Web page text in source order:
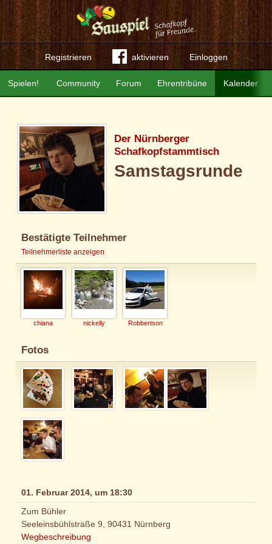
Registrieren aktivieren Einloggen
Community Forum Ehrentribüne Kalender
Spielen!
Der Nürnberger
Schafkopfstammtisch
Samstagsrunde
Bestätigte Teilnehmer
Teilnehmerliste anzeigen
chiana nickelly Robbertson
Fotos
01. Februar 2014, um 18:30
Zum Bühler
Seeleinsbühlstraße 9, 90431 Nürnberg
Wegbeschreibung